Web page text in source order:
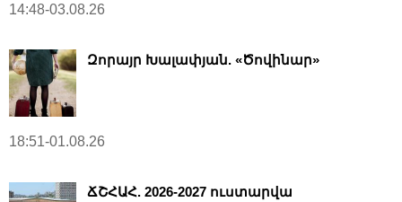
14:48-03.08.26
Զորայր Խալափյան. «Ծովինար»
18:51-01.08.26
ՃՇՀԱՀ. 2026-2027 ուստարվա